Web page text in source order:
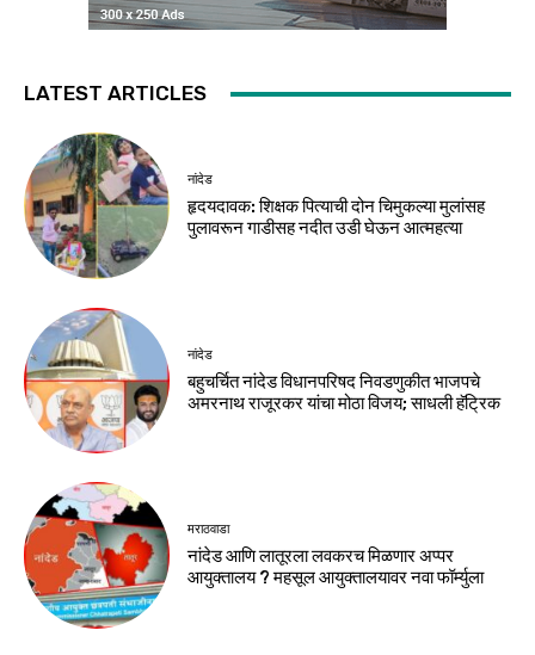
LATEST ARTICLES
नांदेड
हृदयदावक: शिक्षक पित्याची दोन चिमुकल्या मुलांसह
पुलावरून गाडीसह नदीत उडी घेऊन आत्महत्या
नांदेड
बहुचर्चित नांदेड विधानपरिषद निवडणुकीत भाजपचे
अमरनाथ राजूरकर यांचा मोठा विजय; साधली हॅट्रिक
मराठवाडा
नांदेड आणि लातूरला लवकरच मिळणार अप्पर
आयुक्तालय ? महसूल आयुक्तालयावर नवा फॉर्म्युला